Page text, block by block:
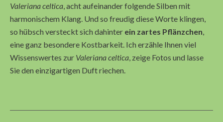
Valeriana celtica , acht aufeinander folgende Silben mit
harmonischem Klang. Und so freudig diese Worte klingen,
so hübsch versteckt sich dahinter ein zartes Pflänzchen
eine ganz besondere Kostbarkeit. Ich erzähle Ihnen viel
Wissenswertes zur Valeriana celtica , zeige Fotos und lasse
Sie den einzigartigen Duft riechen.